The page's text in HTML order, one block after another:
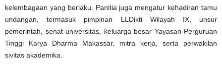
kelembagaan yang berlaku. Panitia juga mengatur kehadiran tamu
undangan, termasuk pimpinan LLDikti Wilayah IX, unsur
pemerintah, senat universitas, keluarga besar Yayasan Perguruan
Tinggi Karya Dharma Makassar, mitra kerja, serta perwakilan
sivitas akademika.